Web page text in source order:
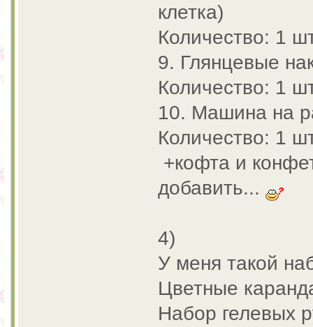
клетка)
Количество: 1
9. Глянцевые
Количество: 1
10. Машина на
Количество: 1
+кофта и
добавить...
4)
У меня такой
Цветные
Набор гелевых